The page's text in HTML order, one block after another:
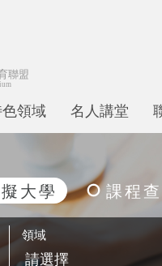
領域 名人講堂
大學 課程
領域